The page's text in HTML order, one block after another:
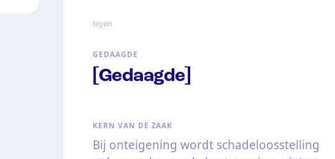
tegen
GEDAAGDE
[Gedaagde]
KERN VAN DE ZAAK
Bij onteigening wordt schadeloosstelling